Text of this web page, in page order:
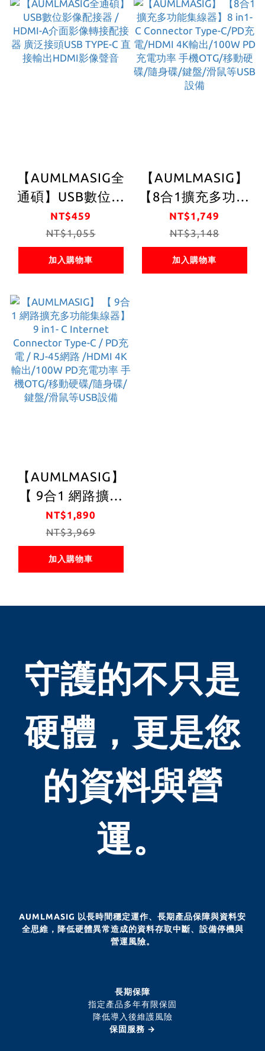
螢幕/Type C 轉2
孔HDMI高
清/HDMI
手機OTG可連接移
動硬碟/電視/手機/
平板/USB設備辦
公 / 開會 / 報告 /
演講 / 文書作業
【AUMLMASIG全
通碩】USB數位影
像配接器 / HDMI-
A介面影像轉接配
接器 廣泛接頭USB
TYPE-C 直接輸出
NT$459
NT$1,055
加入購物車
【AUMLMASIG】
【8合1擴充多功能
集線器】8 in1- C
Connector Type-
C/PD充電/HDMI
4K輸出/100W PD
NT$1,749
NT$3,148
加入購物車
【AUMLMASIG】
【 9合1 網路擴充
多功能集線器】9
in1- C Internet
Connector Type-
C / PD充電 / RJ-
輸出/100W PD充
鍵盤/滑鼠等USB
設備
NT$1,890
NT$3,969
加入購物車
守護的不只是
硬體，更是您
的資料與營
運。
AUMLMASIG 以長時間穩定運作、長期產品保障與資料安
全思維，降低硬體異常造成的資料存取中斷、設備停機與
營運風險。
長期保障
指定產品多年有限保固
降低導入後維護風險
保固服務 →